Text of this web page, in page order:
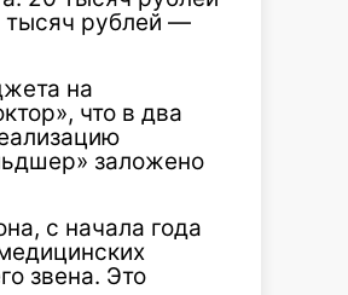
тысяч рублей —
на
что в два
заложено
с начала года
звена. Это